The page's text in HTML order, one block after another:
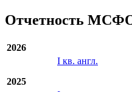
Отчетность
2026
I кв. англ.
2025